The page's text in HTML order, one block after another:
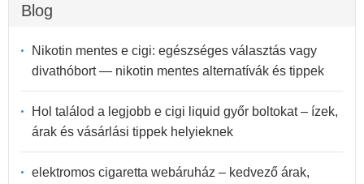
Blog
Nikotin mentes e cigi: egészséges választás vagy
divathóbort — nikotin mentes alternatívák és tippek
Hol találod a legjobb e cigi liquid győr boltokat – ízek,
árak és vásárlási tippek helyieknek
elektromos cigaretta webáruház – kedvező árak,